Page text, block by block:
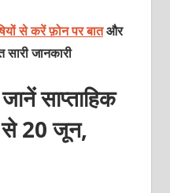
से करें फ़ोन पर बातऔर
जानकारी
साप्ताहिक
20 जून,